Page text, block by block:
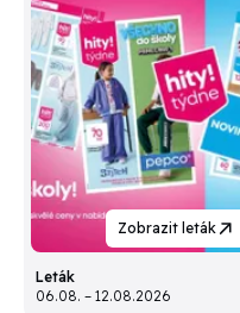
Zobrazit leták
Leták
06.08. – 12.08.2026